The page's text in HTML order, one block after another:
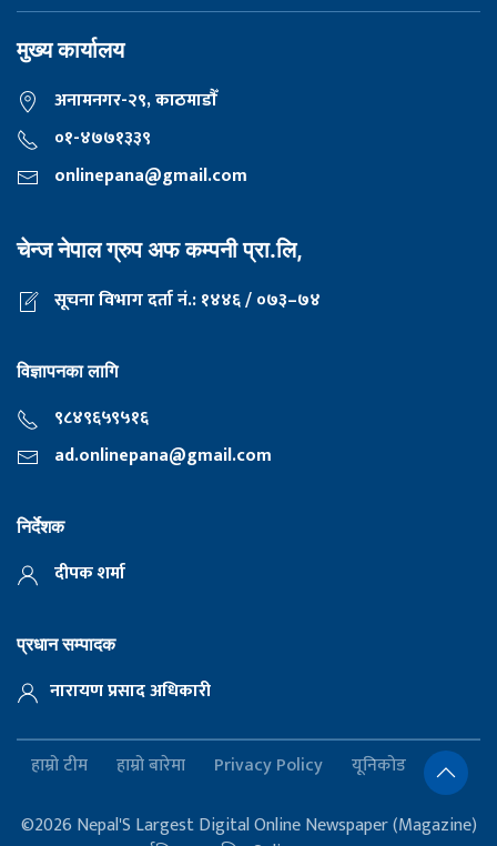
मुख्य कार्यालय
अनामनगर-२९, काठमाडाैँ
०१-४७७१३३९
onlinepana@gmail.com
चेन्ज नेपाल ग्रुप अफ कम्पनी प्रा.लि,
सूचना विभाग दर्ता नं.: १४४६ / ०७३–७४
विज्ञापनका लागि
९८४९६५९५१६
ad.onlinepana@gmail.com
निर्देशक
दीपक शर्मा
प्रधान सम्पादक
नारायण प्रसाद अधिकारी
हाम्रो टीम हाम्रो बारेमा Privacy Policy यूनिकोड
©2026 Nepal'S Largest Digital Online Newspaper (Magazine)